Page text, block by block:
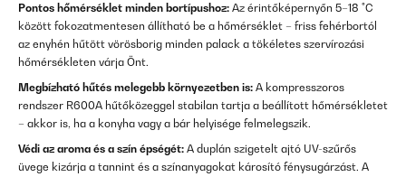
Pontos hőmérséklet minden bortípushoz: Az érintőképernyőn 5–18 °C
között fokozatmentesen állítható be a hőmérséklet – friss fehérbortól
az enyhén hűtött vörösborig minden palack a tökéletes szervírozási
hőmérsékleten várja Önt.
Megbízható hűtés melegebb környezetben is: A kompresszoros
rendszer R600A hűtőközeggel stabilan tartja a beállított hőmérsékletet
– akkor is, ha a konyha vagy a bár helyisége felmelegszik.
Védi az aroma és a szín épségét: A duplán szigetelt ajtó UV-szűrős
üvege kizárja a tannint és a színanyagokat károsító fénysugárzást. A